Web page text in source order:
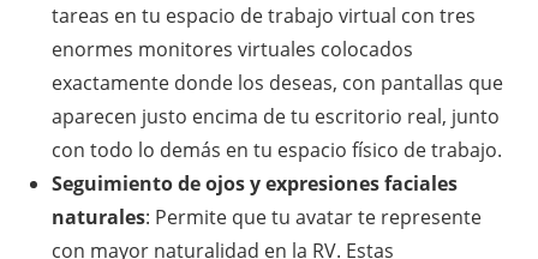
tareas en tu espacio de trabajo virtual con tres
enormes monitores virtuales colocados
exactamente donde los deseas, con pantallas que
aparecen justo encima de tu escritorio real, junto
con todo lo demás en tu espacio físico de trabajo.
Seguimiento de ojos y expresiones faciales
naturales: Permite que tu avatar te represente
con mayor naturalidad en la RV. Estas